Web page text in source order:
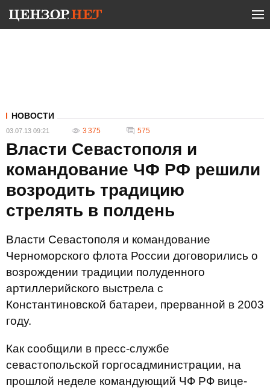
НОВОСТИ
03.07.13 09:21 3 375 575
Власти Севастополя и
командование ЧФ РФ решили
возродить традицию
стрелять в полдень
Власти Севастополя и командование
Черноморского флота России договорились о
возрождении традиции полуденного
артиллерийского выстрела с
Константиновской батареи, прерванной в 2003
году.
Как сообщили в пресс-службе
севастопольской горгосадминистрации, на
прошлой неделе командующий ЧФ РФ вице-